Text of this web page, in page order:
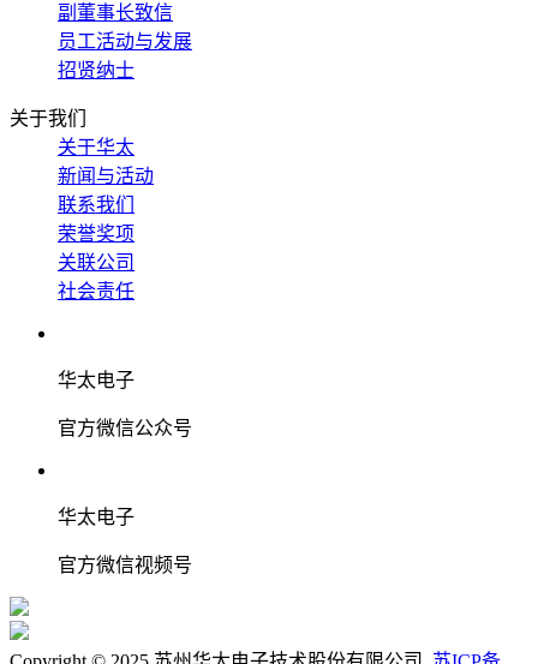
副董事长致信
员工活动与发展
招贤纳士
关于我们
关于华太
新闻与活动
联系我们
荣誉奖项
关联公司
社会责任
华太电子
官方微信公众号
华太电子
官方微信视频号